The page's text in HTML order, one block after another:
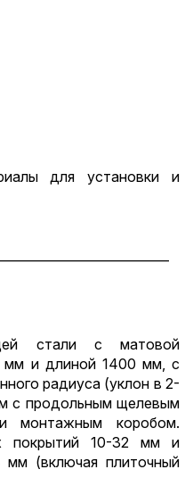
для установки и
стали с матовой
мм и длиной 1400 мм, с
радиуса (уклон в 2-
с продольным щелевым
монтажным коробом.
покрытий 10-32 мм и
мм (включая плиточный